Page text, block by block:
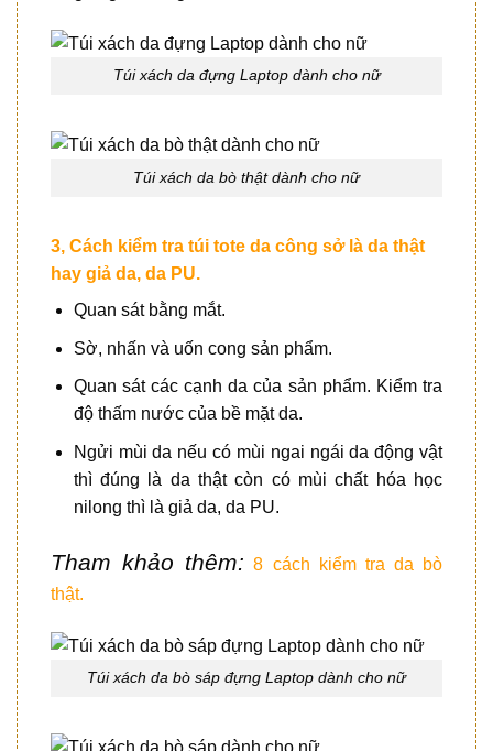
Túi xách da đựng Laptop dành cho nữ
Túi xách da bò thật dành cho nữ
3, Cách kiểm tra túi tote da công sở là da thật
hay giả da, da PU.
Quan sát bằng mắt.
Sờ, nhấn và uốn cong sản phẩm.
Quan sát các cạnh da của sản phẩm. Kiểm tra
độ thấm nước của bề mặt da.
Ngửi mùi da nếu có mùi ngai ngái da động vật
thì đúng là da thật còn có mùi chất hóa học
nilong thì là giả da, da PU.
Tham khảo thêm: 8 cách kiểm tra da bò
thật.
Túi xách da bò sáp đựng Laptop dành cho nữ